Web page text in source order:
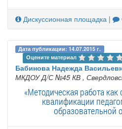
Дискуссионная площадка |
Дата публикации: 14.07.2015 г.
Оцените материал
Бабинова Надежда
МКДОУ Д/С №45 КВ ,
«Методическая работа
квалификации
образовательной